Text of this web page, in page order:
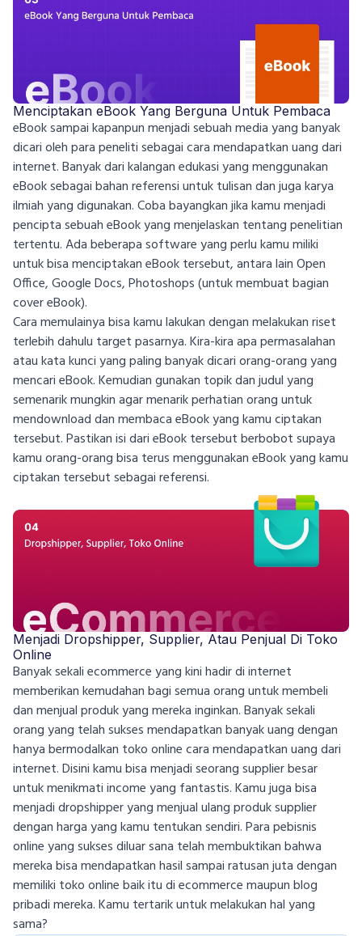
Menciptakan eBook Yang Berguna Untuk Pembaca
eBook sampai kapanpun menjadi sebuah media yang banyak
dicari oleh para peneliti sebagai cara mendapatkan uang dari
internet. Banyak dari kalangan edukasi yang menggunakan
eBook sebagai bahan referensi untuk tulisan dan juga karya
ilmiah yang digunakan. Coba bayangkan jika kamu menjadi
pencipta sebuah eBook yang menjelaskan tentang penelitian
tertentu. Ada beberapa software yang perlu kamu miliki
untuk bisa menciptakan eBook tersebut, antara lain Open
Office, Google Docs, Photoshops (untuk membuat bagian
cover eBook).
Cara memulainya bisa kamu lakukan dengan melakukan riset
terlebih dahulu target pasarnya. Kira-kira apa permasalahan
atau kata kunci yang paling banyak dicari orang-orang yang
mencari eBook. Kemudian gunakan topik dan judul yang
semenarik mungkin agar menarik perhatian orang untuk
mendownload dan membaca eBook yang kamu ciptakan
tersebut. Pastikan isi dari eBook tersebut berbobot supaya
kamu orang-orang bisa terus menggunakan eBook yang kamu
ciptakan tersebut sebagai referensi.
Menjadi Dropshipper, Supplier, Atau Penjual Di Toko
Online
Banyak sekali ecommerce yang kini hadir di internet
memberikan kemudahan bagi semua orang untuk membeli
dan menjual produk yang mereka inginkan. Banyak sekali
orang yang telah sukses mendapatkan banyak uang dengan
hanya bermodalkan toko online cara mendapatkan uang dari
internet. Disini kamu bisa menjadi seorang supplier besar
untuk menikmati income yang fantastis. Kamu juga bisa
menjadi dropshipper yang menjual ulang produk supplier
dengan harga yang kamu tentukan sendiri. Para pebisnis
online yang sukses diluar sana telah membuktikan bahwa
mereka bisa mendapatkan hasil sampai ratusan juta dengan
memiliki toko online baik itu di ecommerce maupun blog
pribadi mereka. Kamu tertarik untuk melakukan hal yang
sama?